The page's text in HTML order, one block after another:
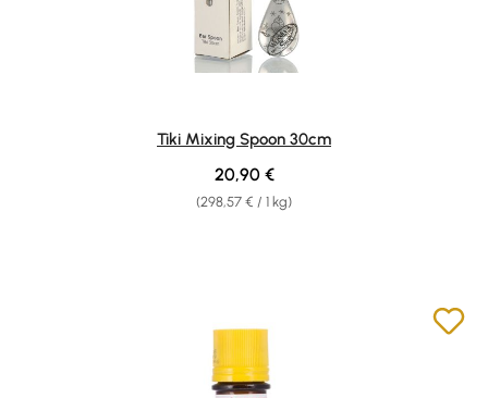
Tiki Mixing Spoon 30cm
(298,57 € / 1 kg)
Regular price:
20,90 €